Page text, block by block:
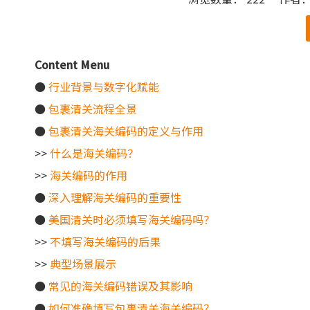
["wechat"]
Content Menu
●行业背景与数字化赋能
●包裹清关流程全景
●包裹清关海关编码的定义与作用
>>什么是海关编码？
>> 海关编码的作用
●深入理解海关编码的重要性
● 美国清关时必须填写海关编码吗？
>>不填写海关编码的后果
>>典型场景展示
● 常见的海关编码错误及其影响